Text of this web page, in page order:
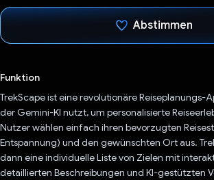
Abstimmen
Funktion
TrekScape ist eine revolutionäre Reiseplanungs-
der Gemini-KI nutzt, um personalisierte
Nutzer wählen einfach ihren bevorzugten
Entspannung) und den gewünschten Ort aus.
dann eine individuelle Liste von Zielen mit
detaillierten Beschreibungen und KI-gestützten